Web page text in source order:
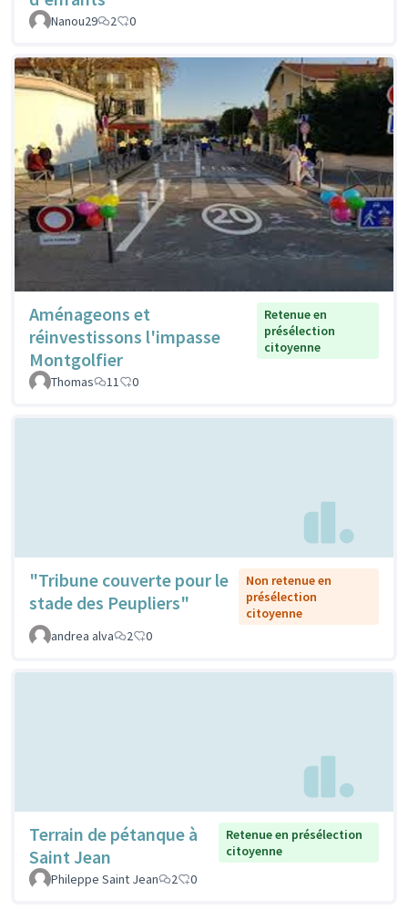
Nanou29 2 0
Aménageons et
réinvestissons l'impasse
Montgolfier
Retenue en
présélection
citoyenne
Thomas 11 0
"Tribune couverte pour le
stade des Peupliers"
Non retenue en
présélection
citoyenne
andrea alva
2 0
Terrain de pétanque à
Saint Jean
Retenue en présélection
citoyenne
Phileppe Saint Jean
2 0